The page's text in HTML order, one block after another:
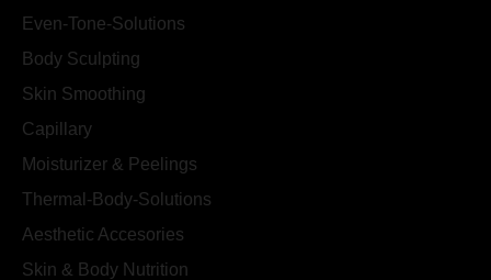
Even-Tone-Solutions
Body Sculpting
Skin Smoothing
Capillary
Moisturizer & Peelings
Thermal-Body-Solutions
Aesthetic Accesories
Skin & Body Nutrition